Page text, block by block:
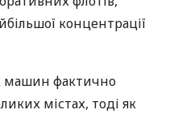
концентрації
машин фактично
містах, тоді як